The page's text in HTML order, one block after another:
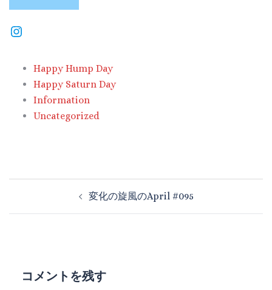
Happy Hump Day
Happy Saturn Day
Information
Uncategorized
変化の旋風のApril #095
コメントを残す